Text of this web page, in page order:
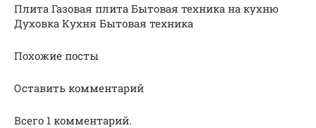
Плита Газовая плита Бытовая техника на кухню
Духовка Кухня Бытовая техника
Похожие посты
Оставить комментарий
Всего 1 комментарий.